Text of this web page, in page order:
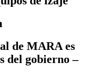
de MARA es
del gobierno –